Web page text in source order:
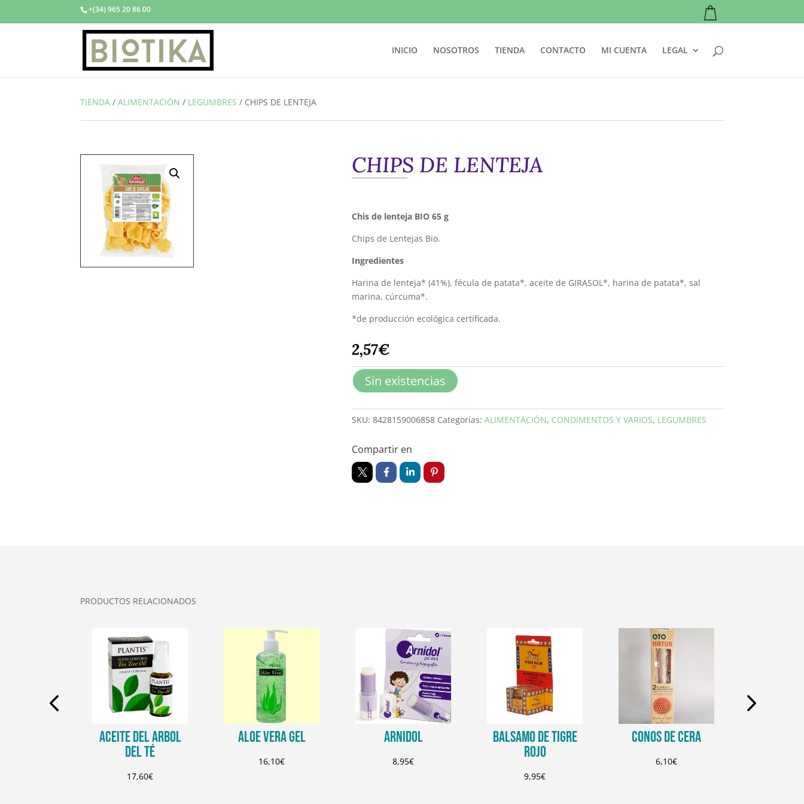
+(34) 965 20 86 00
INICIO NOSOTROS TIENDA CONTACTO MI CUENTA LEGAL
TIENDA /ALIMENTACIÓN / LEGUMBRES / CHIPS DE LENTEJA
CHIPS DE LENTEJA
Chis de lenteja BIO 65 g
Chips de Lentejas Bio.
Ingredientes
Harina de lenteja* (41%), fécula de patata*, aceite de GIRASOL*, harina de patata*, sal
marina, cúrcuma*.
*de producción ecológica certificada.
2,57€
Sin existencias
SKU: 8428159006858 Categorías: ALIMENTACIÓN, CONDIMENTOS Y VARIOS, LEGUMBRES
Compartir en
PRODUCTOS RELACIONADOS
ACEITE DEL ARBOL
DEL TÉ
17,60€
ALOE VERA GEL
16,10€
ARNIDOL
8,95€
BALSAMO DE TIGRE
ROJO
9,95€
CONOS DE CERA
6,10€